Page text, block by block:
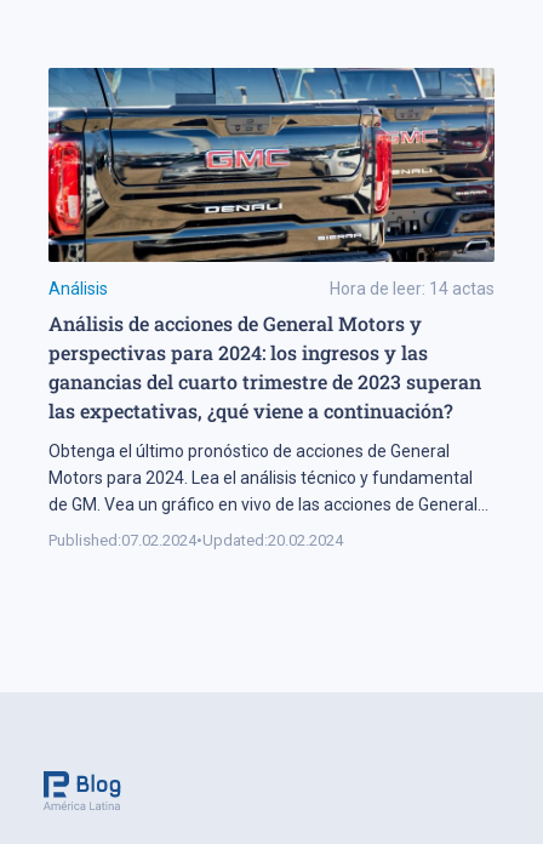
Análisis Hora de leer: 14 actas
Análisis de acciones de General Motors y
perspectivas para 2024: los ingresos y las
ganancias del cuarto trimestre de 2023 superan
las expectativas, ¿qué viene a continuación?
Obtenga el último pronóstico de acciones de General
Motors para 2024. Lea el análisis técnico y fundamental
de GM. Vea un gráfico en vivo de las acciones de General
Motors.
Published:07.02.2024•Updated:20.02.2024